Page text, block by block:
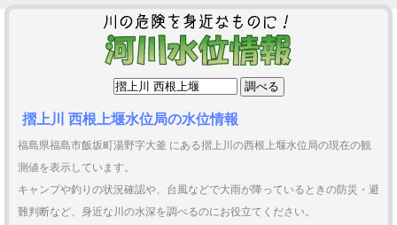
摺上川 西根上堰水位局の水位情報
福島県福島市飯坂町湯野字大釜 にある摺上川の西根上堰水位局の現在の観
測値を表示しています。
キャンプや釣りの状況確認や、台風などで大雨が降っているときの防災・避
難判断など、身近な川の水深を調べるのにお役立てください。